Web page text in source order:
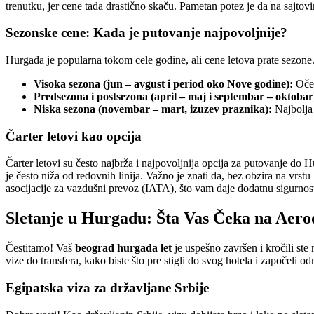
trenutku, jer cene tada drastično skaču. Pametan potez je da na
Sezonske cene: Kada je putovanje najpovoljnije?
Hurgada je popularna tokom cele godine, ali cene letova prate
Visoka sezona (jun – avgust i period oko Nove godine):
Predsezona i postsezona (april – maj i septembar –
Niska sezona (novembar – mart, izuzev praznika): Najbolja
Čarter letovi kao opcija
Čarter letovi su često najbrža i najpovoljnija opcija za putovanje do
je često niža od redovnih linija. Važno je znati da, bez obzira na
asocijacije za vazdušni prevoz (IATA), što vam daje dodatnu
Sletanje u Hurgadu: Šta Vas Čeka na
Čestitamo! Vaš beograd hurgada let je uspešno završen i kročili
vize do transfera, kako biste što pre stigli do svog hotela i započeli
Egipatska viza za državljane Srbije